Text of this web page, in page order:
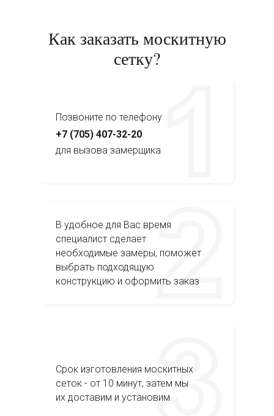
Как заказать москитную
сетку?
Позвоните по телефону
В удобное для Вас время
специалист сделает
необходимые замеры, поможет
выбрать подходящую
конструкцию и оформить заказ
Срок изготовления москитных
сеток - от 10 минут, затем мы
их доставим и установим
+7 (705) 407-32-20
для вызова замерщика